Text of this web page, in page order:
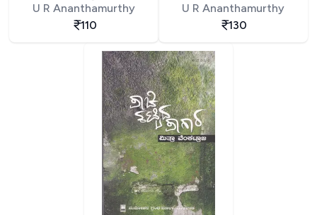
U R Ananthamurthy
110
U R Ananthamurthy
130